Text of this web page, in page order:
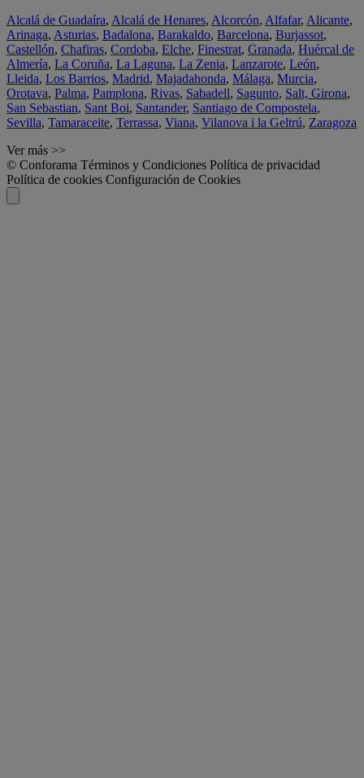
Alcalá de Guadaíra, Alcalá de Henares, Alcorcón, Alfafar, Alicante,
Arinaga, Asturias, Badalona, Barakaldo, Barcelona, Burjassot,
Castellón, Chafiras, Cordoba, Elche, Finestrat, Granada, Huércal de
Almería, La Coruña, La Laguna, La Zenia, Lanzarote, León,
Lleida, Los Barrios, Madrid, Majadahonda, Málaga, Murcia,
Orotava, Palma, Pamplona, Rivas, Sabadell, Sagunto, Salt, Girona,
San Sebastian, Sant Boi, Santander, Santiago de Compostela,
Sevilla, Tamaraceite, Terrassa, Viana, Vilanova i la Geltrú, Zaragoza
Ver más >>
© Conforama Términos y Condiciones Política de privacidad
Política de cookies Configuración de Cookies